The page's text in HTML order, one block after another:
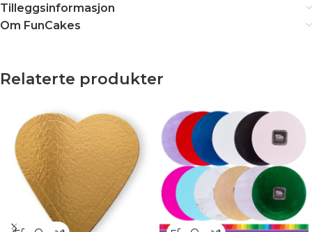
Tilleggsinformasjon
Om FunCakes
Relaterte produkter